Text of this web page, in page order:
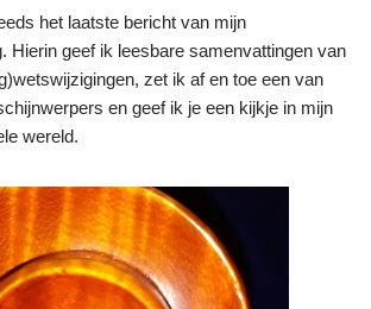
het laatste bericht van mijn
Hierin geef ik leesbare samenvattingen van
zet ik af en toe een van
en geef ik je een kijkje in mijn
wereld.